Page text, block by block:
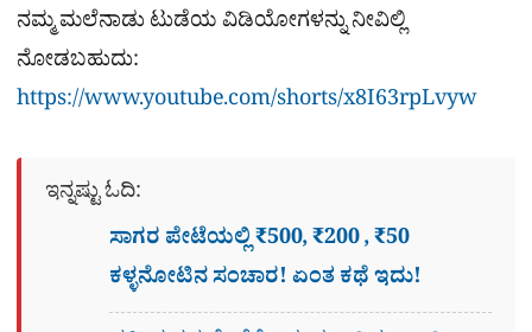
ನಮ್ಮ ಮಲೆನಾಡು ಟುಡೆಯ ವಿಡಿಯೋಗಳನ್ನು ನೀವಿಲ್ಲಿ
ನೋಡಬಹುದು:
https://www.youtube.com/shorts/x8I63rpLvyw
ಇನ್ನಷ್ಟು ಓದಿ:
ಸಾಗರ ಪೇಟೆಯಲ್ಲಿ ₹500, ₹200 , ₹50
ಕಳ್ಳನೋಟಿನ ಸಂಚಾರ! ಏಂತ ಕಥೆ ಇದು!